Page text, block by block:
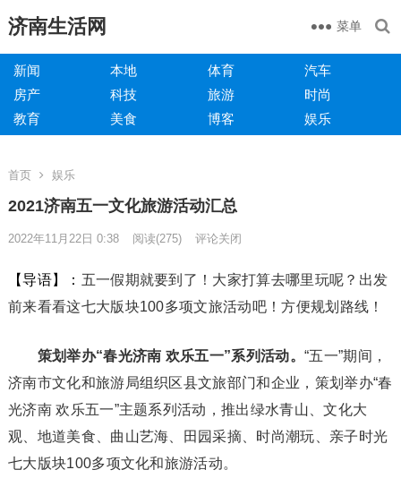
济南生活网 菜单
新闻 本地 体育
汽车
房产
科技 旅游
时尚
教育
美食 博客 娱乐
首页 娱乐
2021济南五一文化旅游活动汇总
2022年11月22日 0:38 阅读(275) 评论关闭
【导语】： 五一假期就要到了！大家打算去哪里玩呢？出发
前来看看这七大版块100多项文旅活动吧！方便规划路线！
策划举办“春光济南 欢乐五一”系列活动。 “五一”期间，
济南市文化和旅游局组织区县文旅部门和企业，策划举办“春
光济南 欢乐五一”主题系列活动，推出绿水青山、文化大
观、地道美食、曲山艺海、田园采摘、时尚潮玩、亲子时光
七大版块100多项文化和旅游活动。